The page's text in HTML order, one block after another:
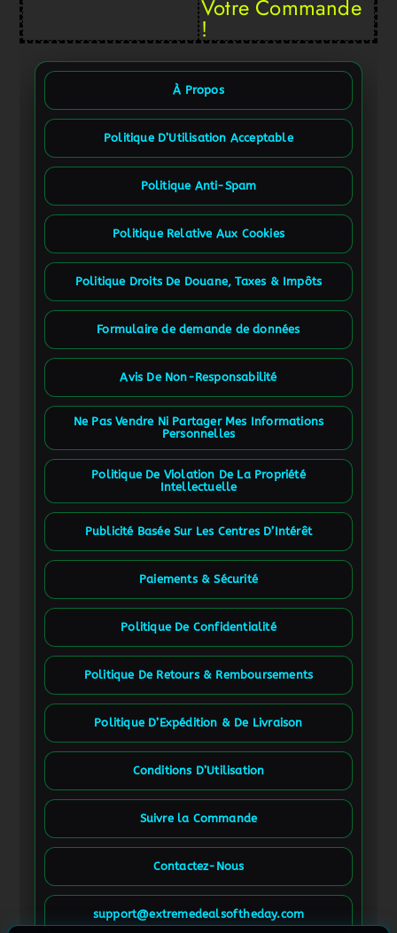
Votre Commande
!
À Propos
Politique D’Utilisation Acceptable
Politique Anti-Spam
Politique Relative Aux Cookies
Politique Droits De Douane, Taxes & Impôts
Formulaire de demande de données
Avis De Non-Responsabilité
Ne Pas Vendre Ni Partager Mes Informations
Personnelles
Politique De Violation De La Propriété
Intellectuelle
Publicité Basée Sur Les Centres D’Intérêt
Paiements & Sécurité
Politique De Confidentialité
Politique De Retours & Remboursements
Politique D’Expédition & De Livraison
Conditions D’Utilisation
Suivre la Commande
Contactez-Nous
support@extremedealsoftheday.com
French (Canada)
Spanish